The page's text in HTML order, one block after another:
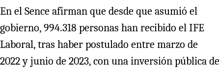
En el Sence afirman que desde que asumió el
gobierno, 994.318 personas han recibido el IFE
Laboral, tras haber postulado entre marzo de
2022 y junio de 2023, con una inversión pública de